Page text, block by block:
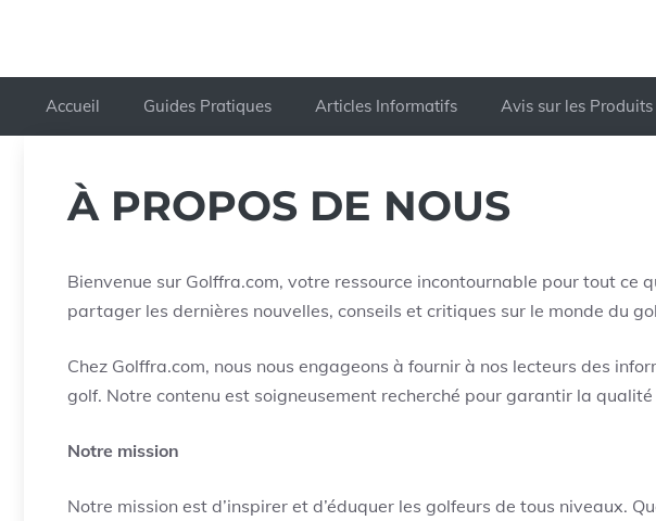
Accueil Guides Pratiques Articles Informatifs Avis sur les Produits
À PROPOS DE NOUS
Bienvenue sur Golffra.com, votre ressource incontournable pour tout ce
partager les dernières nouvelles, conseils et critiques sur le monde du
Chez Golffra.com, nous nous engageons à fournir à nos lecteurs des
golf. Notre contenu est soigneusement recherché pour garantir la
Notre mission
Notre mission est d’inspirer et d’éduquer les golfeurs de tous niveaux.